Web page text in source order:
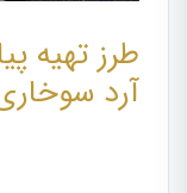
طرز تهیه
آرد